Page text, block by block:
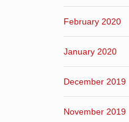
February 2020
January 2020
December 2019
November 2019